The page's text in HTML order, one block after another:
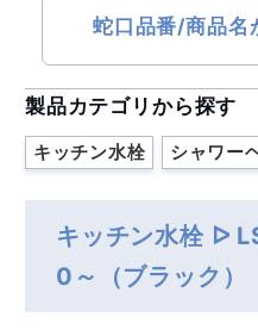
蛇口品番/商品名
製品カテゴリから探す
キッチン水栓 シャワー
キッチン水栓 ᐅ
0～（ブラック）